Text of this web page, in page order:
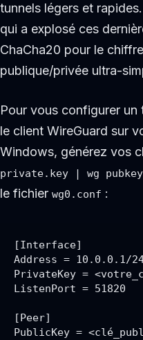
tunnels légers et
qui a explosé ces
ChaCha20 pour le
publique/privée ultra-
Pour vous configurer un
le client WireGuard sur
Windows, générez vos
private.key | wg
le fichier wg0.conf :
[Interface]
Address = 10.0.0.1/
PrivateKey =
ListenPort = 51820
[Peer]
PublicKey =